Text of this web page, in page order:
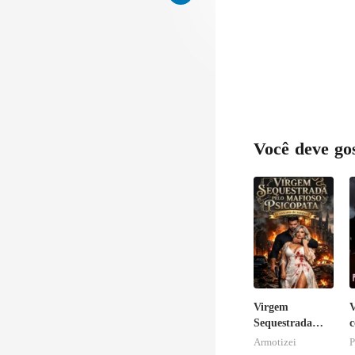
u
Você deve
Virgem
Sequestrada
pelo Mafioso
Armotizei